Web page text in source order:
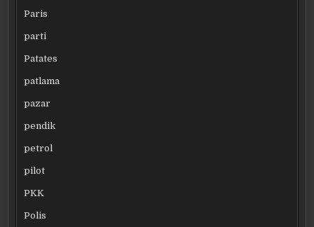
Paris
parti
Patates
patlama
pazar
pendik
petrol
pilot
PKK
Polis